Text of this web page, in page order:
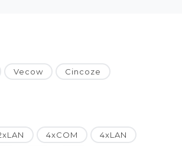
Vecow Cincoze
4xCOM 4xLAN